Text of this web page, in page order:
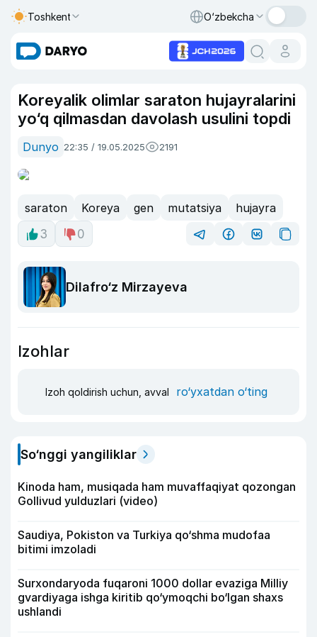
Toshkent O‘zbekcha
Koreyalik olimlar saraton hujayralarini
yo‘q qilmasdan davolash usulini topdi
Dunyo 22:35 / 19.05.2025 2191
saraton Koreya gen mutatsiya
hujayra
3
0
Dilafro‘z Mirzayeva
Izohlar
Izoh qoldirish uchun, avval ro‘yxatdan o‘ting
So‘nggi yangiliklar
Kinoda ham, musiqada ham muvaffaqiyat qozongan
Gollivud yulduzlari (video)
Saudiya, Pokiston va Turkiya qo‘shma mudofaa
bitimi imzoladi
Surxondaryoda fuqaroni 1000 dollar evaziga Milliy
gvardiyaga ishga kiritib qo‘ymoqchi bo‘lgan shaxs
ushlandi